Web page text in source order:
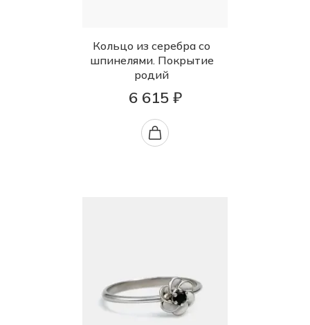
Кольцо из серебра со
шпинелями. Покрытие
родий
6 615 ₽